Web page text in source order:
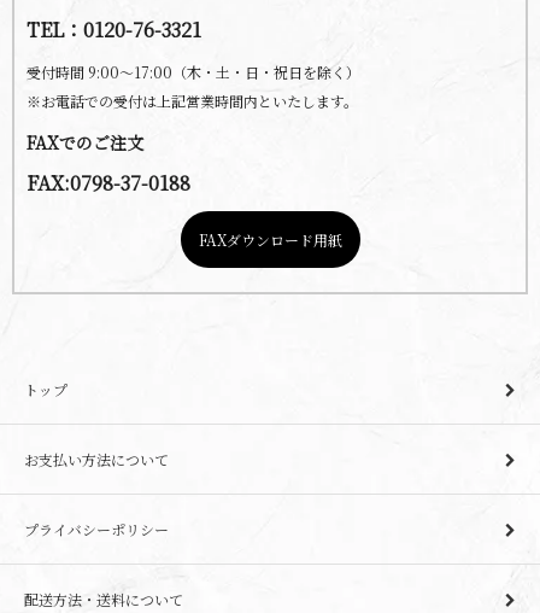
TEL：0120-76-3321
受付時間 9:00～17:00（木・土・日・祝日を除く）
※お電話での受付は上記営業時間内といたします。
FAXでのご注文
FAX:0798-37-0188
FAXダウンロード用紙
トップ
お支払い方法について
プライバシーポリシー
配送方法・送料について